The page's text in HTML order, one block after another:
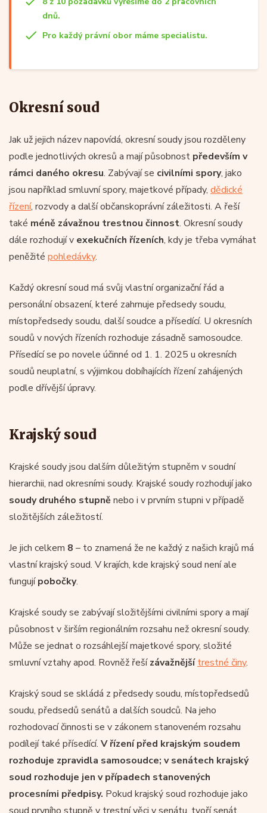
dnů.
Pro každý právní obor máme specialistu.
Okresní soud
Jak už jejich název napovídá, okresní soudy jsou rozděleny
podle jednotlivých okresů a mají působnost především v
rámci daného okresu. Zabývají se civilními spory, jako
jsou například smluvní spory, majetkové případy, dědické
řízení, rozvody a další občanskoprávní záležitosti. A řeší
také méně závažnou trestnou činnost. Okresní soudy
dále rozhodují v exekučních řízeních, kdy je třeba vymáhat
peněžité pohledávky.
Každý okresní soud má svůj vlastní organizační řád a
personální obsazení, které zahrnuje předsedy soudu,
místopředsedy soudu, další soudce a přísedící. U okresních
soudů v nových řízeních rozhoduje zásadně samosoudce.
Přísedící se po novele účinné od 1. 1. 2025 u okresních
soudů neuplatní, s výjimkou dobíhajících řízení zahájených
podle dřívější úpravy.
Krajský soud
Krajské soudy jsou dalším důležitým stupněm v soudní
hierarchii, nad okresními soudy. Krajské soudy rozhodují jako
soudy druhého stupně nebo i v prvním stupni v případě
složitějších záležitostí.
Je jich celkem 8 – to znamená že ne každý z našich krajů má
vlastní krajský soud. V krajích, kde krajský soud není ale
fungujípobočky.
Krajské soudy se zabývají složitějšími civilními spory a mají
působnost v širším regionálním rozsahu než okresní soudy.
Může se jednat o rozsáhlejší majetkové spory, složité
smluvní vztahy apod. Rovněž řešízávažnějšítrestné činy.
Krajský soud se skládá z předsedy soudu, místopředsedů
soudu, předsedů senátů a dalších soudců. Na jeho
rozhodovací činnosti se v zákonem stanoveném rozsahu
podílejí také přísedící. V řízení před krajským soudem
rozhoduje zpravidla samosoudce; v senátech krajský
soud rozhoduje jen v případech stanovených
procesními předpisy. Pokud krajský soud rozhoduje jako
soud prvního stupně v trestní věci v senátu, tvoří senát